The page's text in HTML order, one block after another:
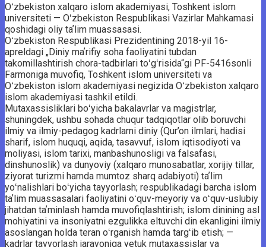
Oʻzbekiston xalqaro islom akademiyasi, Toshkent islom
universiteti — Oʻzbekiston Respublikasi Vazirlar Mahkamasi
qoshidagi oliy taʼlim muassasasi.
Oʻzbekiston Respublikasi Prezidentining 2018-yil 16-
apreldagi „Diniy maʼrifiy soha faoliyatini tubdan
takomillashtirish chora-tadbirlari toʻgʻrisida“gi PF-5416sonli
Farmoniga muvofiq, Toshkent islom universiteti va
Oʻzbekiston islom akademiyasi negizida Oʻzbekiston xalqaro
islom akademiyasi tashkil etildi.
Mutaxassisliklari boʻyicha bakalavrlar va magistrlar,
shuningdek, ushbu sohada chuqur tadqiqotlar olib boruvchi
ilmiy va ilmiy-pedagog kadrlarni diniy (Qur’on ilmlari, hadisi
sharif, islom huquqi, aqida, tasavvuf, islom iqtisodiyoti va
moliyasi, islom tarixi, manbashunosligi va falsafasi,
dinshunoslik) va dunyoviy (xalqaro munosabatlar, xorijiy tillar,
ziyorat turizmi hamda mumtoz sharq adabiyoti) taʼlim
yoʻnalishlari boʻyicha tayyorlash; respublikadagi barcha islom
taʼlim muassasalari faoliyatini oʻquv-meyoriy va oʻquv-uslubiy
jihatdan taʼminlash hamda muvofiqlashtirish; islom dinining asl
mohiyatini va insoniyatni ezgulikka eltuvchi din ekanligini ilmiy
asoslangan holda teran oʻrganish hamda targʻib etish; —
kadrlar tayyorlash jarayoniga yetuk mutaxassislar va